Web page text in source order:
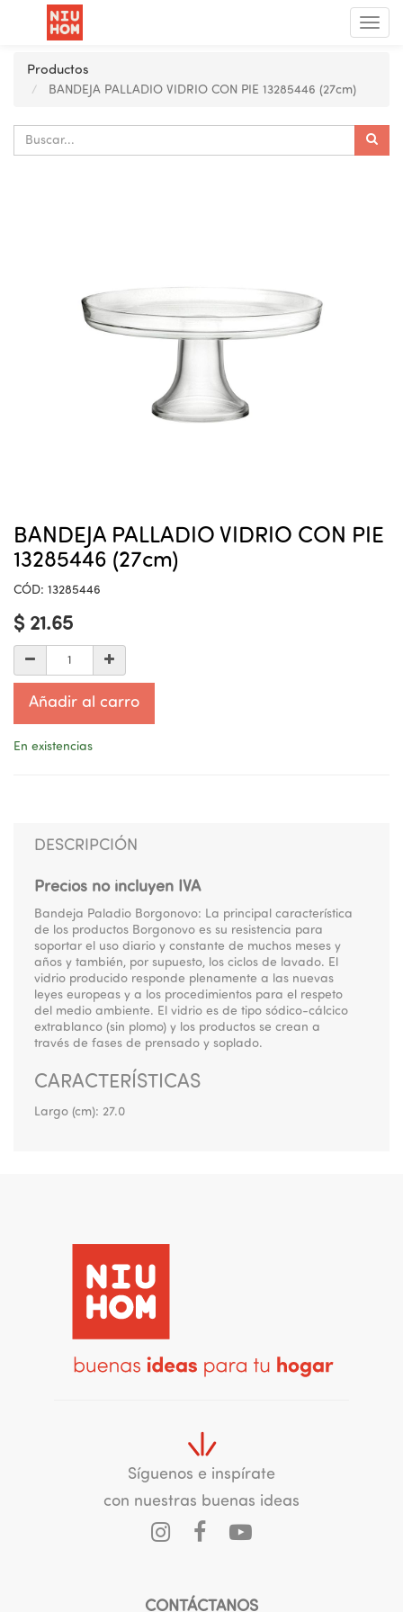
Menú
de
Productos
BANDEJA PALLADIO VIDRIO CON PIE 13285446 (27cm)
BANDEJA PALLADIO VIDRIO CON PIE
13285446 (27cm)
CÓD: 13285446
$ 21.65
Añadir al carro
En existencias
DESCRIPCIÓN
Precios no incluyen IVA
Bandeja Paladio Borgonovo: La principal característica
de los productos Borgonovo es su resistencia para
soportar el uso diario y constante de muchos meses y
años y también, por supuesto, los ciclos de lavado. El
vidrio producido responde plenamente a las nuevas
leyes europeas y a los procedimientos para el respeto
del medio ambiente. El vidrio es de tipo sódico-cálcico
extrablanco (sin plomo) y los productos se crean a
través de fases de prensado y soplado.
CARACTERÍSTICAS
Largo (cm): 27.0
Síguenos e inspírate
con nuestras buenas ideas
CONTÁCTANOS